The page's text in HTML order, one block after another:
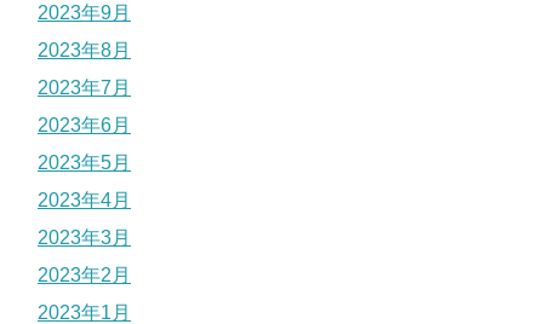
2023年9月
2023年8月
2023年7月
2023年6月
2023年5月
2023年4月
2023年3月
2023年2月
2023年1月